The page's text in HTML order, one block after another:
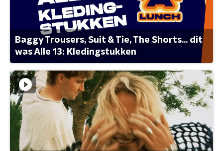
Baggy Trousers, Suit & Tie, The Shorts... dit
was Alle 13: Kledingstukken